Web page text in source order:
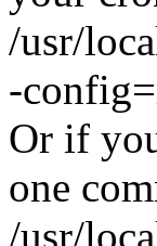
/usr/
-
Or if
one
/usr/